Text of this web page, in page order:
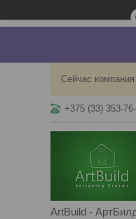
Сейчас
+375 (33) 353-
ArtBuild -